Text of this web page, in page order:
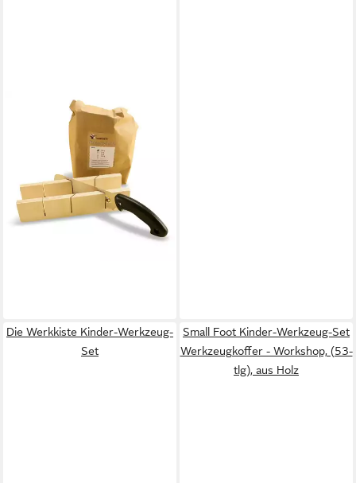
DIE WERKKISTE
Kinder-Werkzeug-Set Die
Werkkiste - Werkzeug-Spar-
39,90 €
lieferbar - in 6-7 Werktagen bei dir
Die Werkkiste Kinder-Werkzeug-
Set
Small Foot Kinder-Werkzeug-Set
Werkzeugkoffer - Workshop, (53-
tlg), aus Holz